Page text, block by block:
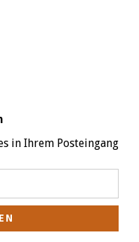
in Ihrem Posteingang